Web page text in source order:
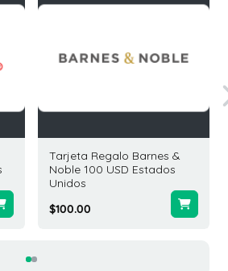
Tarjeta Regalo Barnes &
Noble 100 USD Estados
Unidos
$100.00